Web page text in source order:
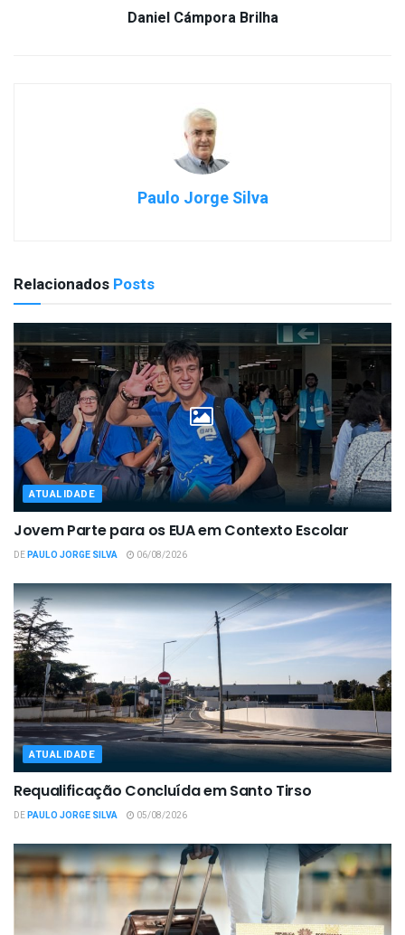
Daniel Cámpora Brilha
Paulo Jorge Silva
Relacionados Posts
ATUALIDADE
Jovem Parte para os EUA em Contexto Escolar
DEPAULO JORGE SILVA 06/08/2026
ATUALIDADE
Requalificação Concluída em Santo Tirso
DEPAULO JORGE SILVA 05/08/2026